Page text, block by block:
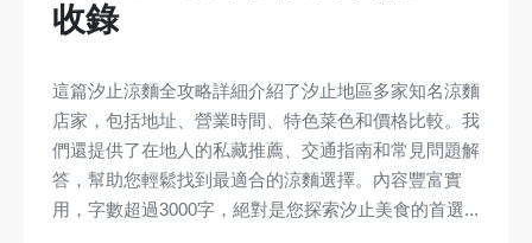
收錄
這篇汐止涼麵全攻略詳細介紹了汐止地區多家知名涼麵
店家，包括地址、營業時間、特色菜色和價格比較。我
們還提供了在地人的私藏推薦、交通指南和常見問題解
答，幫助您輕鬆找到最適合的涼麵選擇。內容豐富實
用，字數超過3000字，絕對是您探索汐止美食的首選...